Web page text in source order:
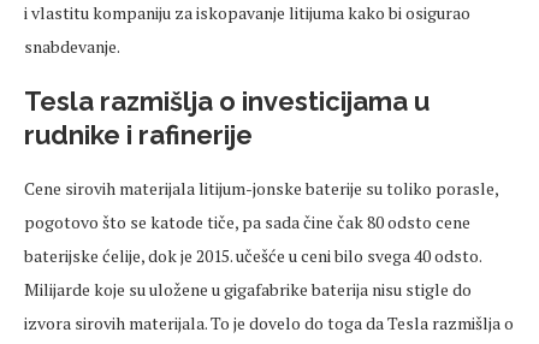
i vlastitu kompaniju za iskopavanje litijuma kako bi osigurao
snabdevanje.
Tesla razmišlja o investicijama u
rudnike i rafinerije
Cene sirovih materijala litijum-jonske baterije su toliko porasle,
pogotovo što se katode tiče, pa sada čine čak 80 odsto cene
baterijske ćelije, dok je 2015. učešće u ceni bilo svega 40 odsto.
Milijarde koje su uložene u gigafabrike baterija nisu stigle do
izvora sirovih materijala. To je dovelo do toga da Tesla razmišlja o